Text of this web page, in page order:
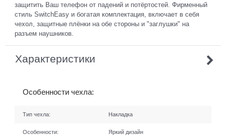
защитить Ваш телефон от падений и потёртостей. Фирменный
стиль SwitchEasy и богатая комплектация, включает в себя
чехол, защитные плёнки на обе стороны и "заглушки" на
разъем наушников.
Характеристики
Особенности чехла:
Тип чехла: Накладка
Особенности: Яркий дизайн